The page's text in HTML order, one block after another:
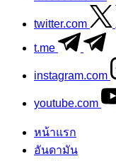
twitter.com
t.me
instagram.com
youtube.com
หน้าแรก
อันดามัน